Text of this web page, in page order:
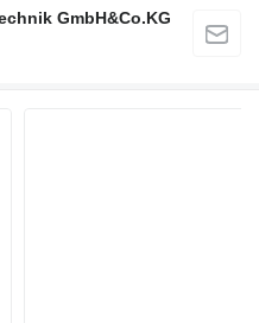
GmbH&Co.KG